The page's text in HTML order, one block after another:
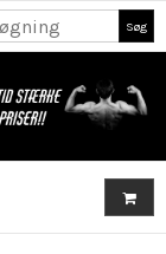
Søg